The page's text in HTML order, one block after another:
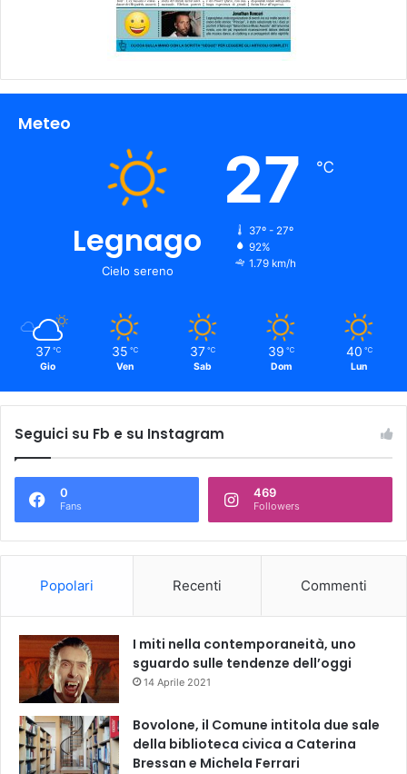
Meteo
Legnago
Cielo sereno
27 ℃
37º - 27º
92%
1.79 km/h
37 ℃
Gio
35 ℃
Ven
37 ℃
Sab
39 ℃
Dom
40 ℃
Lun
Seguici su Fb e su Instagram
0
Fans
469
Followers
Popolari Recenti Commenti
I miti nella contemporaneità, uno
sguardo sulle tendenze dell’oggi
14 Aprile 2021
Bovolone, il Comune intitola due sale
della biblioteca civica a Caterina
Bressan e Michela Ferrari